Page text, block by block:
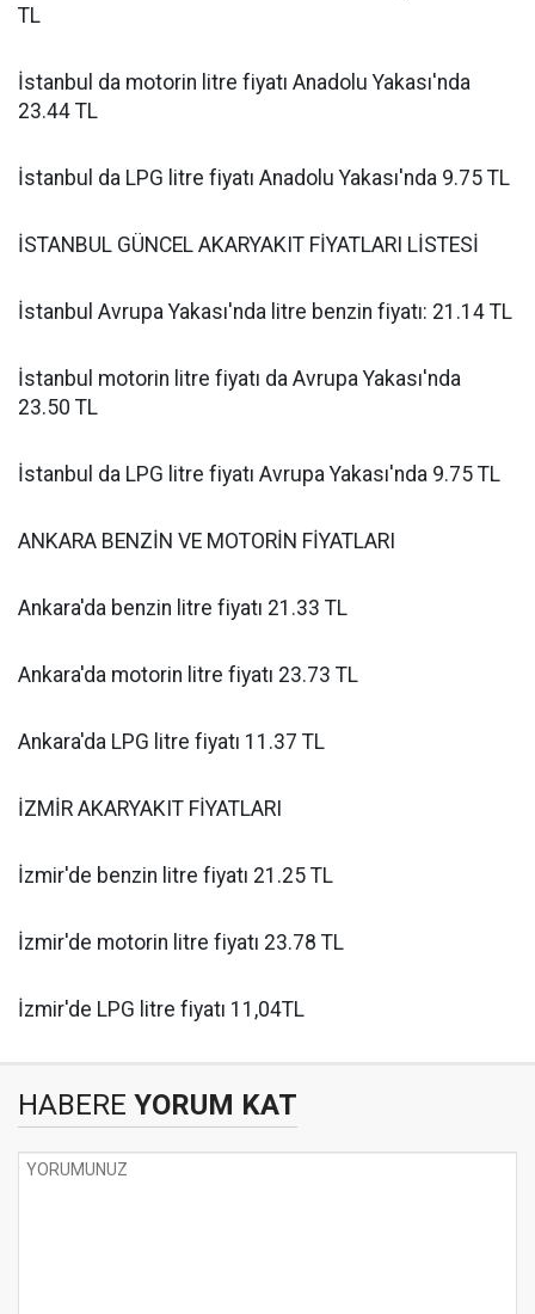
TL
İstanbul da motorin litre fiyatı Anadolu Yakası'nda
23.44 TL
İstanbul da LPG litre fiyatı Anadolu Yakası'nda 9.75 TL
İSTANBUL GÜNCEL AKARYAKIT FİYATLARI LİSTESİ
İstanbul Avrupa Yakası'nda litre benzin fiyatı: 21.14 TL
İstanbul motorin litre fiyatı da Avrupa Yakası'nda
23.50 TL
İstanbul da LPG litre fiyatı Avrupa Yakası'nda 9.75 TL
ANKARA BENZİN VE MOTORİN FİYATLARI
Ankara'da benzin litre fiyatı 21.33 TL
Ankara'da motorin litre fiyatı 23.73 TL
Ankara'da LPG litre fiyatı 11.37 TL
İZMİR AKARYAKIT FİYATLARI
İzmir'de benzin litre fiyatı 21.25 TL
İzmir'de motorin litre fiyatı 23.78 TL
İzmir'de LPG litre fiyatı 11,04TL
HABERE YORUM KAT